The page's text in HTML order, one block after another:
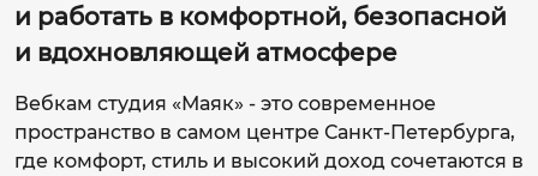
и работать в комфортной, безопасной
и вдохновляющей атмосфере
Вебкам студия «Маяк» - это современное
пространство в самом центре Санкт-Петербурга,
где комфорт, стиль и высокий доход сочетаются в